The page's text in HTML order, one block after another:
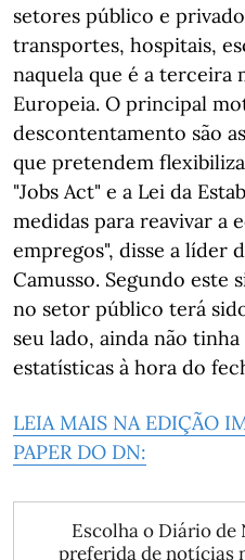
setores público e
transportes, hospitais,
naquela que é a terceira
Europeia. O principal
descontentamento são
que pretendem
"Jobs Act" e a Lei da
medidas para reavivar a
empregos", disse a líder
Camusso. Segundo este
no setor público terá
seu lado, ainda não
estatísticas à hora do
LEIA MAIS NA EDIÇÃO
PAPER DO DN:
Escolha o Diário
preferida de notícias